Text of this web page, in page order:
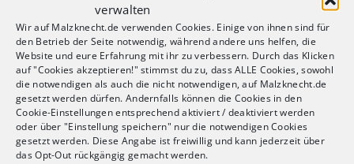
verwalten
Wir auf Malzknecht.de verwenden Cookies. Einige von ihnen sind für
den Betrieb der Seite notwendig, während andere uns helfen, die
Website und eure Erfahrung mit ihr zu verbessern. Durch das Klicken
auf "Cookies akzeptieren!" stimmst du zu, dass ALLE Cookies, sowohl
die notwendigen als auch die nicht notwendigen, auf Malzknecht.de
gesetzt werden dürfen. Andernfalls können die Cookies in den
Cookie-Einstellungen entsprechend aktiviert / deaktiviert werden
oder über "Einstellung speichern" nur die notwendigen Cookies
gesetzt werden. Diese Angabe ist freiwillig und kann jederzeit über
das Opt-Out rückgängig gemacht werden.
[mk_newsletter alt=““]
Autor